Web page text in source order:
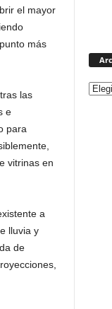
el mayor
más
las
e
para
vitrinas en
a
lluvia y
de